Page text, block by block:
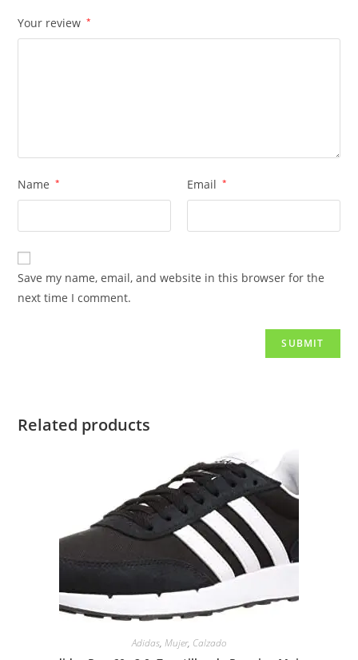
Your review *
Name * Email *
Save my name, email, and website in this browser for the
next time I comment.
Related products
Adidas, Mujer, Calzado